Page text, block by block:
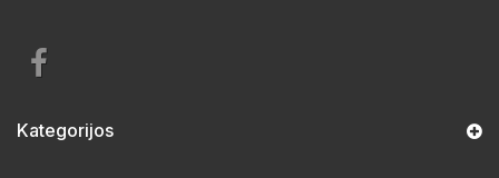
Kategorijos